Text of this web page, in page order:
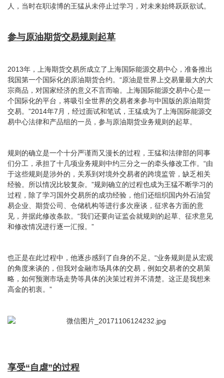
人，当时在职读博的王猛从未停止过学习，对未来始终跃跃欲试。
参与原油期货交易规则起草
2013年，上海期货交易所成立了上海国际能源交易中心，准备推出
我国第一个国际化的原油期货合约。“原油是世界上交易量最大的大
宗商品，对国家经济的意义不言而喻。上海国际能源交易中心是一
个国际化的平台，将吸引全世界的交易者来参与中国版的原油期货
交易。”2014年7月，经过面试和笔试，王猛成为了上海国际能源交
易中心法律和产品组的一员，参与原油期货业务规则的起草。
规则的确立是一个十分严谨而又漫长的过程，王猛和法律部的同事
们分工，承担了十几项业务规则中约三分之一的牵头修改工作。“由
于这些规则是涉外的，关系到对境外交易者的跨境监管，缺乏相关
经验。所以情况比较复杂。”规则确立的过程也成为王猛不断学习的
过程，除了学习国外交易所的成功经验，他们还组织国内外石油贸
易企业、期货公司、仓储机构等进行多次座谈，征求各方面的意
见，并据此修改条款。“我们还要向证监会就规则的起草、征求意见
和修改情况进行逐一汇报。”
也正是在此过程中，他逐步感到了自身的不足。“业务规则是从宏观
的角度来谈的，但我对金融市场具体的交易，例如交易者的交易策
略，如何预测市场走势等具体的决策过程并不清楚。这正是我想来
高金的初衷。”
享受“自虐”的过程